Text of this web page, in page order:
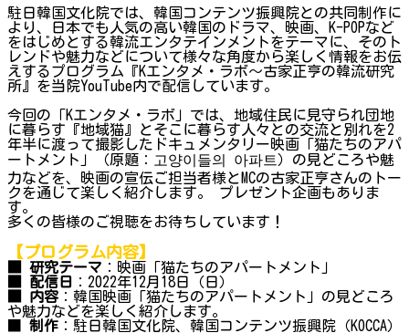
駐日韓国文化院では、韓国コンテンツ振興院との共同制作に
より、日本でも人気の高い韓国のドラマ、映画、K-POPなど
をはじめとする韓流エンタテインメントをテーマに、そのト
レンドや魅力などについて様々な角度から楽しく情報をお伝
えするプログラム『Kエンタメ・ラボ～古家正亨の韓流研究
所』を当院YouTube内で配信しています。
今回の「Kエンタメ・ラボ」では、地域住民に見守られ団地
に暮らす『地域猫』とそこに暮らす人々との交流と別れを2
年半に渡って撮影したドキュメンタリー映画「猫たちのアパ
ートメント」（原題：고양이들의 아파트）の見どころや魅
力などを、映画の宣伝ご担当者様とMCの古家正亨さんのトー
クを通じて楽しく紹介します。 プレゼント企画もありま
す。
多くの皆様のご視聴をお待ちしています！
【プログラム内容】
■ 研究テーマ ：映画「猫たちのアパートメント」
■ 配信日
：2022年12月18日（日）
■ 内容 ：韓国映画「猫たちのアパートメント」の見どころ
や魅力などを楽しく紹介します。
制作 ：駐日韓国文化院、韓国コンテンツ振興院（KOCCA）